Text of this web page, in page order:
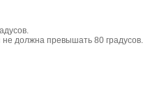
должна превышать 80 градусов.